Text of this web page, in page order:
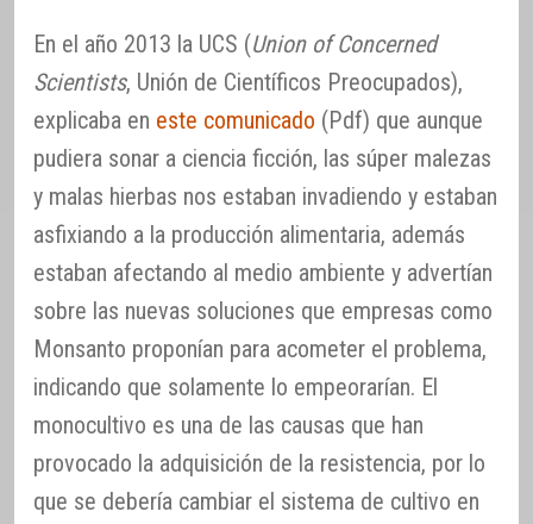
En el año 2013 la UCS (Union of Concerned
Scientists, Unión de Científicos Preocupados),
explicaba en este comunicado (Pdf) que aunque
pudiera sonar a ciencia ficción, las súper malezas
y malas hierbas nos estaban invadiendo y estaban
asfixiando a la producción alimentaria, además
estaban afectando al medio ambiente y advertían
sobre las nuevas soluciones que empresas como
Monsanto proponían para acometer el problema,
indicando que solamente lo empeorarían. El
monocultivo es una de las causas que han
provocado la adquisición de la resistencia, por lo
que se debería cambiar el sistema de cultivo en